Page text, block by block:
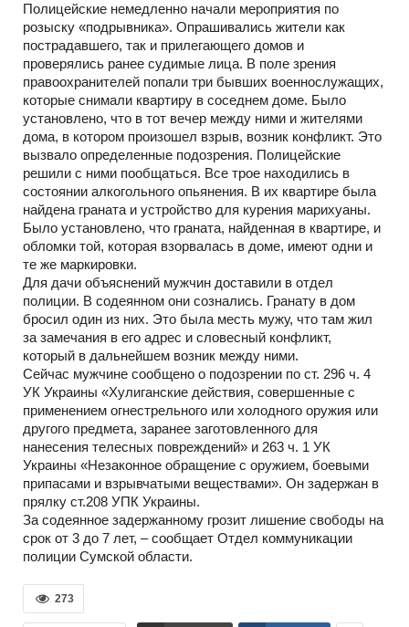
Полицейские немедленно начали мероприятия по
розыску «подрывника». Опрашивались жители как
пострадавшего, так и прилегающего домов и
проверялись ранее судимые лица. В поле зрения
правоохранителей попали три бывших военнослужащих,
которые снимали квартиру в соседнем доме. Было
установлено, что в тот вечер между ними и жителями
дома, в котором произошел взрыв, возник конфликт. Это
вызвало определенные подозрения. Полицейские
решили с ними пообщаться. Все трое находились в
состоянии алкогольного опьянения. В их квартире была
найдена граната и устройство для курения марихуаны.
Было установлено, что граната, найденная в квартире, и
обломки той, которая взорвалась в доме, имеют одни и
те же маркировки.
Для дачи объяснений мужчин доставили в отдел
полиции. В содеянном они сознались. Гранату в дом
бросил один из них. Это была месть мужу, что там жил
за замечания в его адрес и словесный конфликт,
который в дальнейшем возник между ними.
Сейчас мужчине сообщено о подозрении по ст. 296 ч. 4
УК Украины «Хулиганские действия, совершенные с
применением огнестрельного или холодного оружия или
другого предмета, заранее заготовленного для
нанесения телесных повреждений» и 263 ч. 1 УК
Украины «Незаконное обращение с оружием, боевыми
припасами и взрывчатыми веществами». Он задержан в
прялку ст.208 УПК Украины.
За содеянное задержанному грозит лишение свободы на
срок от 3 до 7 лет, – сообщает Отдел коммуникации
полиции Сумской области.
273